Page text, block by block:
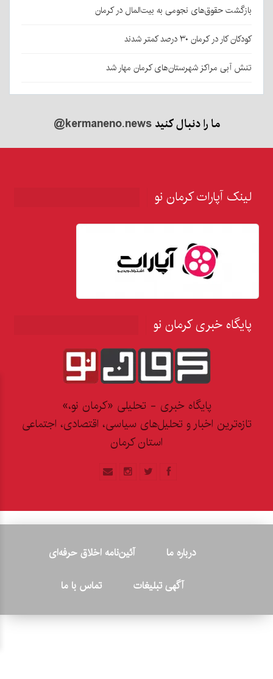
بازگشت حقوق‌های نجومی به بیت‌المال در کرمان
کودکان کار در کرمان ۳۰ درصد کمتر شدند
تنش آبی مراکز شهرستان‌های کرمان مهار شد
ما را دنبال کنید@kermaneno.news
لینک آپارات کرمان نو
پایگاه خبری کرمان نو
پایگاه خبری - تحلیلی «کرمان نو،»
تازه‌ترین اخبار و تحلیل‌های سیاسی، اقتصادی، اجتماعی
استان کرمان
درباره ما
آئین‌نامه اخلاق حرفه‌ای
آگهی تبلیغات
تماس با ما